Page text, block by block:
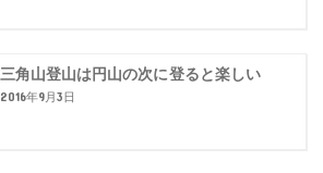
三角山登山は円山の次に登ると楽しい
2016年9月3日